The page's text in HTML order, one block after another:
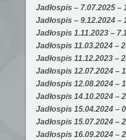
Jadłospis – 7.07.2025 –
Jadłospis – 9.12.2024 –
Jadłospis 1.11.2023 –
Jadłospis 11.03.2024 –
Jadłospis 11.12.2023 –
Jadłospis 12.07.2024 –
Jadłospis 12.08.2024 –
Jadłospis 14.10.2024 –
Jadłospis 15.04.2024 –
Jadłospis 15.07.2024 –
Jadłospis 16.09.2024 –